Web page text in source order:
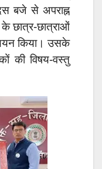
बजे से अपराह्न
छात्र-छात्राओं
किया। उसके
की विषय-वस्तु